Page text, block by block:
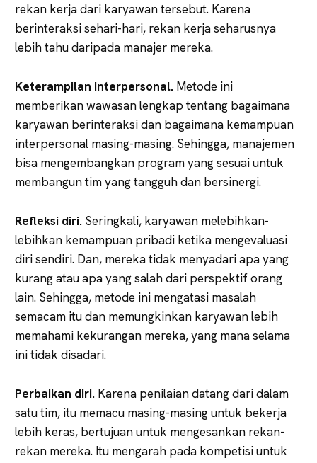
rekan kerja dari karyawan tersebut. Karena
berinteraksi sehari-hari, rekan kerja seharusnya
lebih tahu daripada manajer mereka.
Keterampilan interpersonal. Metode ini
memberikan wawasan lengkap tentang bagaimana
karyawan berinteraksi dan bagaimana kemampuan
interpersonal masing-masing. Sehingga, manajemen
bisa mengembangkan program yang sesuai untuk
membangun tim yang tangguh dan bersinergi.
Refleksi diri. Seringkali, karyawan melebihkan-
lebihkan kemampuan pribadi ketika mengevaluasi
diri sendiri. Dan, mereka tidak menyadari apa yang
kurang atau apa yang salah dari perspektif orang
lain. Sehingga, metode ini mengatasi masalah
semacam itu dan memungkinkan karyawan lebih
memahami kekurangan mereka, yang mana selama
ini tidak disadari.
Perbaikan diri. Karena penilaian datang dari dalam
satu tim, itu memacu masing-masing untuk bekerja
lebih keras, bertujuan untuk mengesankan rekan-
rekan mereka. Itu mengarah pada kompetisi untuk